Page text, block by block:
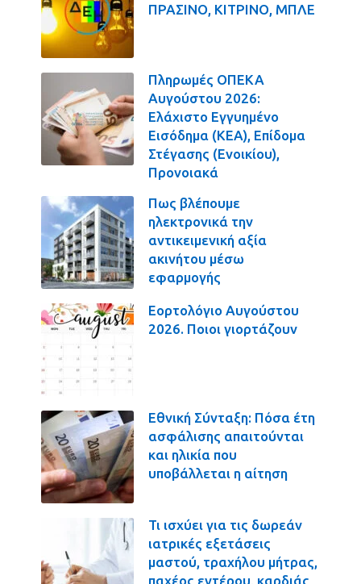
ΠΡΑΣΙΝΟ, ΚΙΤΡΙΝΟ, ΜΠΛΕ
Πληρωμές ΟΠΕΚΑ
Αυγούστου 2026:
Ελάχιστο Εγγυημένο
Εισόδημα (ΚΕΑ), Επίδομα
Στέγασης (Ενοικίου),
Προνοιακά
Πως βλέπουμε
ηλεκτρονικά την
αντικειμενική αξία
ακινήτου μέσω
εφαρμογής
Εορτολόγιο Αυγούστου
2026. Ποιοι γιορτάζουν
Εθνική Σύνταξη: Πόσα έτη
ασφάλισης απαιτούνται
και ηλικία που
υποβάλλεται η αίτηση
Τι ισχύει για τις δωρεάν
ιατρικές εξετάσεις
μαστού, τραχήλου μήτρας,
παχέος εντέρου, καρδιάς